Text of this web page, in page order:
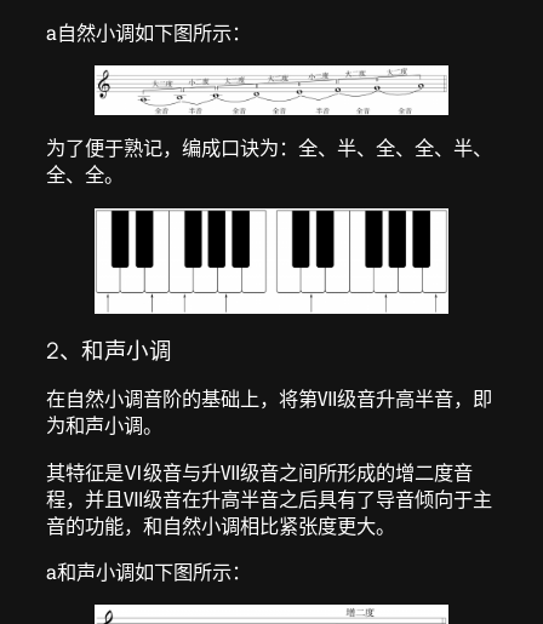
a自然小调如下图所示：
为了便于熟记，编成口诀为：全、半、全、全、半、
全、全。
2、和声小调
在自然小调音阶的基础上，将第Ⅶ级音升高半音，即
为和声小调。
其特征是Ⅵ级音与升Ⅶ级音之间所形成的增二度音
程，并且Ⅶ级音在升高半音之后具有了导音倾向于主
音的功能，和自然小调相比紧张度更大。
a和声小调如下图所示：